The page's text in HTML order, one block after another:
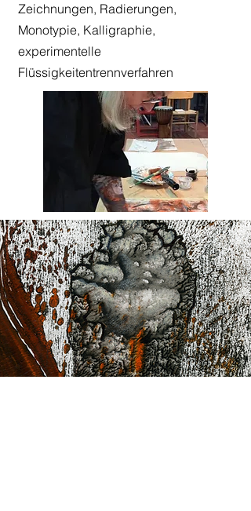
Zeichnungen, Radierungen,
Monotypie, Kalligraphie,
experimentelle
Flüssigkeitentrennverfahren